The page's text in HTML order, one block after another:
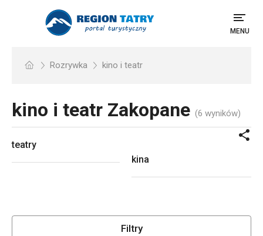
MENU
Rozrywka kino i teatr
kino i teatr Zakopane (6 wyników)
teatry
kina
Filtry